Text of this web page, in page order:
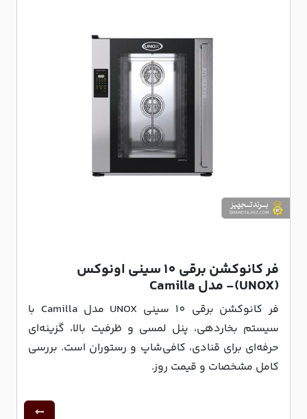
فر کانوکشن برقی 10 سینی اونوکس
(UNOX)- مدل Camilla
فر کانوکشن برقی 10 سینی UNOX مدل Camilla با
سیستم بخاردهی، پنل لمسی و ظرفیت بالا، گزینه‌ای
حرفه‌ای برای قنادی، کافی‌شاپ و رستوران است. بررسی
کامل مشخصات و قیمت روز.